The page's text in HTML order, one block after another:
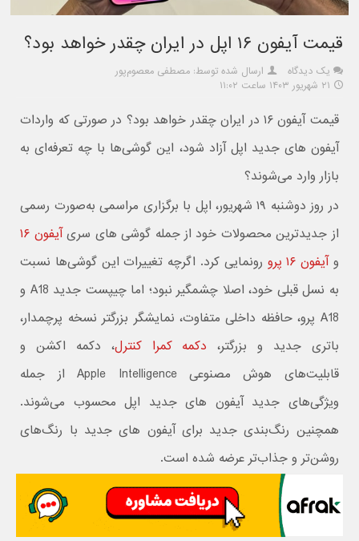
قیمت آیفون ۱۶ اپل در ایران چقدر خواهد بود؟
یک دیدگاه
ارسال شده توسط: مصطفی معصوم‌پور
۲۱ شهریور ۱۴۰۳ ساعت ۱۱:۰۲
قیمت آیفون ۱۶ در ایران چقدر خواهد بود؟ در صورتی که واردات
آیفون های جدید اپل آزاد شود، این گوشی‌ها با چه تعرفه‌ای به
بازار وارد می‌شوند؟
در روز دوشنبه ۱۹ شهریور، اپل با برگزاری مراسمی به‌صورت رسمی
از جدیدترین محصولات خود از جمله گوشی های سریآیفون ۱۶
وآیفون ۱۶ پرو
رونمایی کرد. اگرچه تغییرات این گوشی‌ها نسبت
به نسل قبلی خود، اصلا چشمگیر نبود؛ اما چیپست جدید A18 و
A18 پرو، حافظه داخلی متفاوت، نمایشگر بزرگتر نسخه پرچمدار،
باتری جدید و بزرگتر، دکمه کمرا کنترل، دکمه اکشن و
قابلیت‌های هوش مصنوعی Apple Intelligence از جمله
ویژگی‌های جدید آیفون های جدید اپل محسوب می‌شوند.
همچنین رنگ‌بندی جدید برای آیفون های جدید با رنگ‌های
روشن‌تر و جذاب‌تر عرضه شده است.